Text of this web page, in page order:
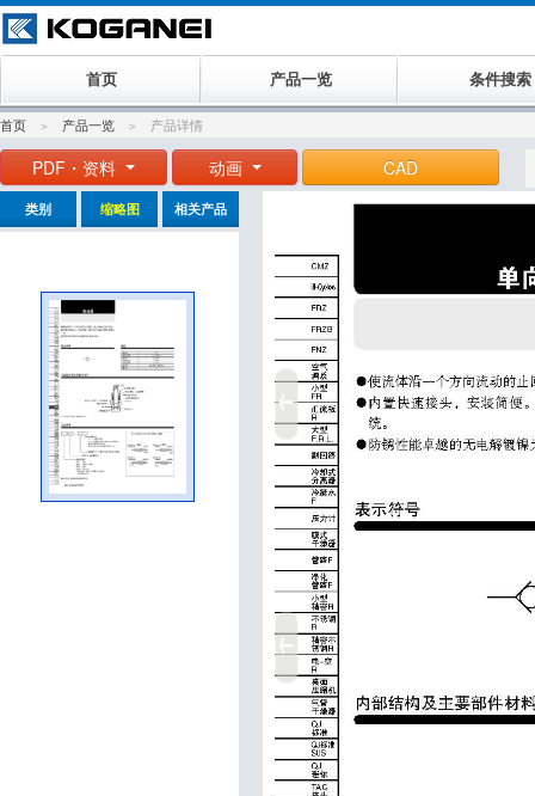
首页 产品一览 条件搜索
首页 产品一览 产品详情
PDF・资料 动画 CAD
类别 缩略图 相关产品